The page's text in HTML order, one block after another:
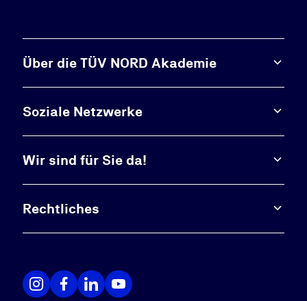
Über die TÜV NORD Akademie
Soziale Netzwerke
Wir sind für Sie da!
Rechtliches